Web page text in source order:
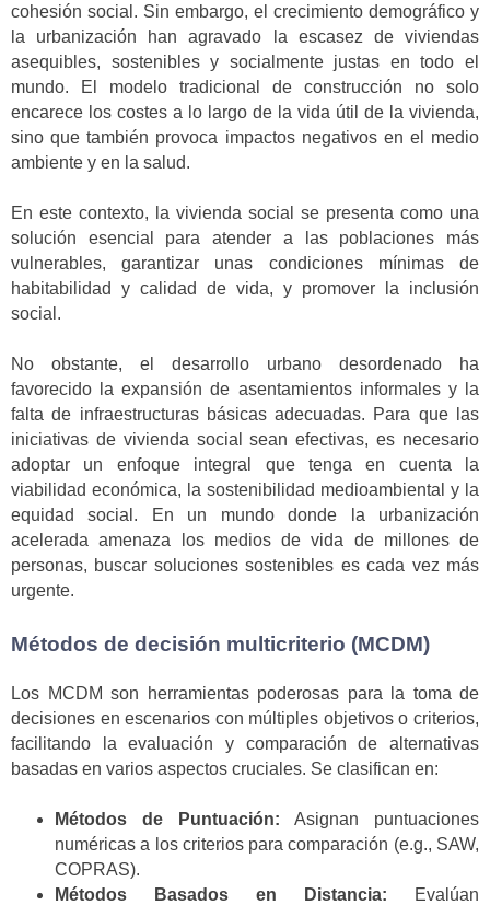
cohesión social. Sin embargo, el crecimiento demográfico y
la urbanización han agravado la escasez de viviendas
asequibles, sostenibles y socialmente justas en todo el
mundo. El modelo tradicional de construcción no solo
encarece los costes a lo largo de la vida útil de la vivienda,
sino que también provoca impactos negativos en el medio
ambiente y en la salud.
En este contexto, la vivienda social se presenta como una
solución esencial para atender a las poblaciones más
vulnerables, garantizar unas condiciones mínimas de
habitabilidad y calidad de vida, y promover la inclusión
social.
No obstante, el desarrollo urbano desordenado ha
favorecido la expansión de asentamientos informales y la
falta de infraestructuras básicas adecuadas. Para que las
iniciativas de vivienda social sean efectivas, es necesario
adoptar un enfoque integral que tenga en cuenta la
viabilidad económica, la sostenibilidad medioambiental y la
equidad social. En un mundo donde la urbanización
acelerada amenaza los medios de vida de millones de
personas, buscar soluciones sostenibles es cada vez más
urgente.
Métodos de decisión multicriterio (MCDM)
Los MCDM son herramientas poderosas para la toma de
decisiones en escenarios con múltiples objetivos o criterios,
facilitando la evaluación y comparación de alternativas
basadas en varios aspectos cruciales. Se clasifican en:
Métodos de Puntuación: Asignan puntuaciones
numéricas a los criterios para comparación (e.g., SAW,
COPRAS).
Métodos Basados en Distancia: Evalúan